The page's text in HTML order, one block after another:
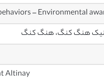
– Environmental
هنگ کنگ، هنگ کنگ
Altinay